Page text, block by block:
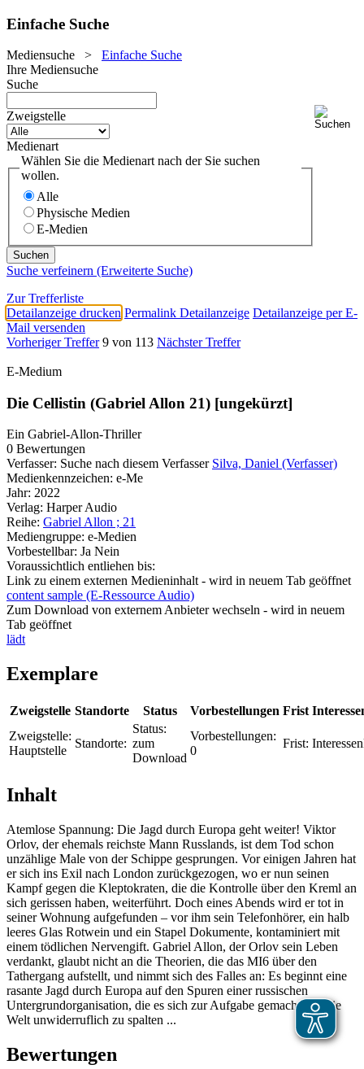
Einfache Suche
Mediensuche > Einfache Suche
Ihre Mediensuche
Suche
Zweigstelle
Medienart
Wählen Sie die Medienart nach der Sie suchen
wollen.
Alle
Physische Medien
E-Medien
Suche verfeinern (Erweiterte Suche)
Zur Trefferliste
Detailanzeige drucken Permalink Detailanzeige Detailanzeige per E-
Mail versenden
Vorheriger Treffer 9 von 113 Nächster Treffer
E-Medium
Die Cellistin (Gabriel Allon 21) [ungekürzt]
Ein Gabriel-Allon-Thriller
0 Bewertungen
Verfasser: Suche nach diesem Verfasser Silva, Daniel (Verfasser)
Medienkennzeichen: e-Me
Jahr: 2022
Verlag: Harper Audio
Reihe: Gabriel Allon ; 21
Mediengruppe: e-Medien
Vorbestellbar: Ja Nein
Voraussichtlich entliehen bis:
Link zu einem externen Medieninhalt - wird in neuem Tab geöffnet
content sample (E-Ressource Audio)
Zum Download von externem Anbieter wechseln - wird in neuem
Tab geöffnet
lädt
Exemplare
Zweigstelle Standorte Status Vorbestellungen Frist
Zweigstelle:
Hauptstelle
Standorte:
Status:
zum
Download
Vorbestellungen:
0
Frist:
Inhalt
Atemlose Spannung: Die Jagd durch Europa geht weiter! Viktor
Orlov, der ehemals reichste Mann Russlands, ist dem Tod schon
unzählige Male von der Schippe gesprungen. Vor einigen Jahren hat
er sich ins Exil nach London zurückgezogen, wo er nun seinen
Kampf gegen die Kleptokraten, die die Kontrolle über den Kreml an
sich gerissen haben, weiterführt. Doch eines Abends wird er tot in
seiner Wohnung aufgefunden – vor ihm sein Telefonhörer, ein halb
leeres Glas Rotwein und ein Stapel Dokumente, kontaminiert mit
einem tödlichen Nervengift. Gabriel Allon, der Orlov sein Leben
verdankt, glaubt nicht an die Theorien, die das MI6 über den
Tathergang aufstellt, und nimmt sich des Falles an: Es beginnt eine
rasante Jagd durch Europa auf den Spuren einer russischen
Untergrundorganisation, die es sich zur Aufgabe gemacht hat, die
Welt unwiderruflich zu spalten ...
Bewertungen